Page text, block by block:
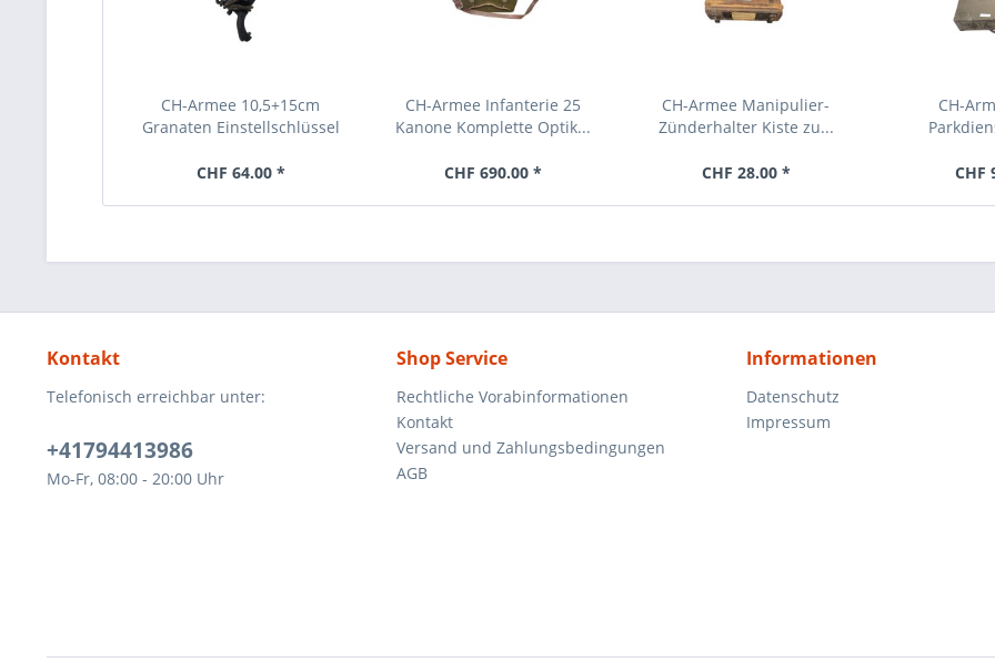
CH-Armee 10,5+15cm
Granaten Einstellschlüssel
CHF 64.00 *
CH-Armee Infanterie 25
Kanone Komplette Optik...
CHF 690.00 *
CH-Armee Manipulier-
Zünderhalter Kiste zu...
CHF 28.00 *
CH-
CHF
Kontakt
Telefonisch erreichbar unter:
+41794413986
Mo-Fr, 08:00 - 20:00 Uhr
Shop Service
Rechtliche Vorabinformationen
Kontakt
Versand und Zahlungsbedingungen
AGB
Informationen
Datenschutz
Impressum